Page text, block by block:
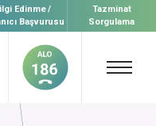
Edinme /
Başvurusu
Tazminat
Sorgulama